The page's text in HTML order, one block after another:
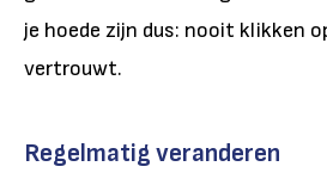
je hoede zijn dus: nooit klikken
vertrouwt.
Regelmatig veranderen